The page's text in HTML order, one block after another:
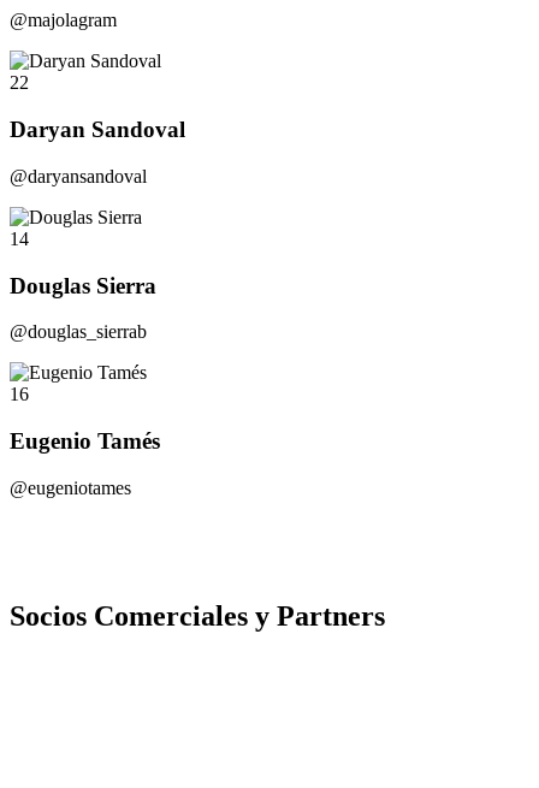
@majolagram
22
Daryan Sandoval
@daryansandoval
14
Douglas Sierra
@douglas_sierrab
16
Eugenio Tamés
@eugeniotames
Socios Comerciales y Partners